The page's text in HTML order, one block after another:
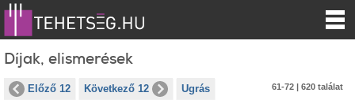
Díjak, elismerések
Előző 12 Következő 12 Ugrás 61-72 | 620 találat